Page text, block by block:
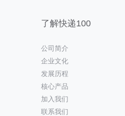
了解快递100
公司简介
企业文化
发展历程
核心产品
加入我们
联系我们